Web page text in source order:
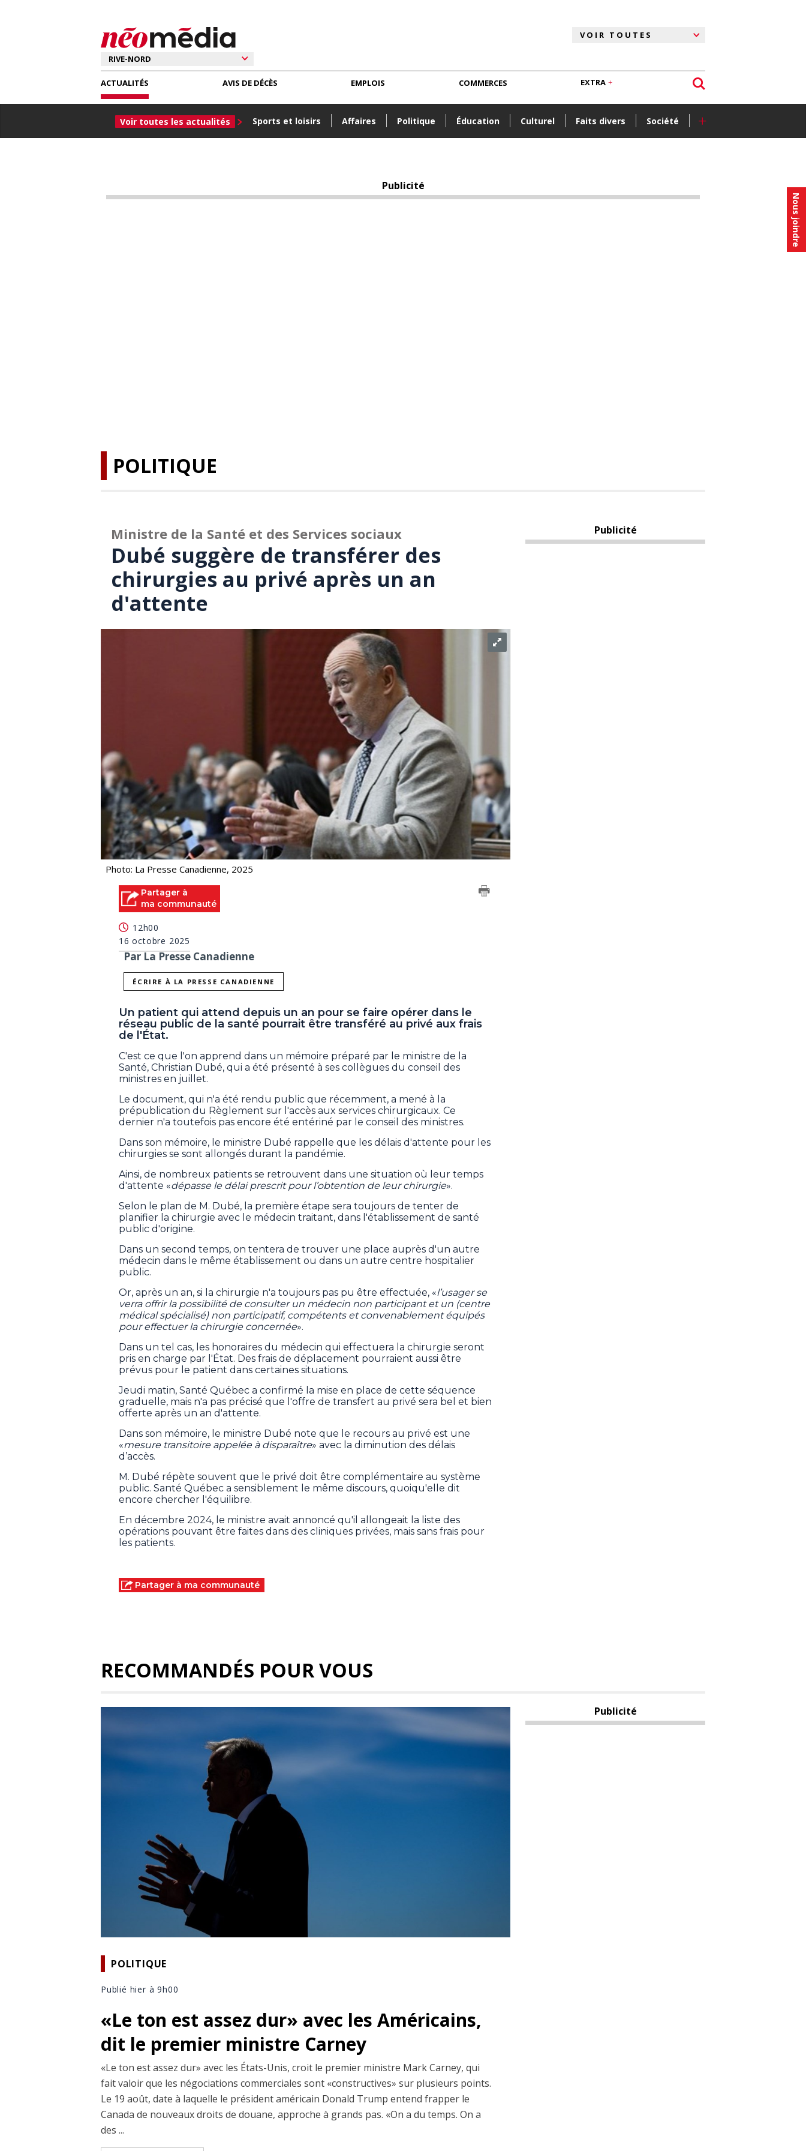
Nous joindre
ACTUALITÉS
Voir toutes les actualités Sports et loisirs Affaires Politique Éducation Culturel Faits divers Société +
AVIS DE DÉCÈS EMPLOIS COMMERCES EXTRA
Publicité
POLITIQUE
Ministre de la Santé et des Services sociaux
Dubé suggère de transférer des
chirurgies au privé après un an
d'attente
Photo: La Presse Canadienne, 2025
Partager à
ma communauté
12h00
16 octobre 2025
Par La Presse Canadienne
ÉCRIRE À LA PRESSE CANADIENNE
Un patient qui attend depuis un an pour se faire opérer dans le
réseau public de la santé pourrait être transféré au privé aux frais
de l'État.
C'est ce que l'on apprend dans un mémoire préparé par le ministre de la
Santé, Christian Dubé, qui a été présenté à ses collègues du conseil des
ministres en juillet.
Le document, qui n'a été rendu public que récemment, a mené à la
prépublication du Règlement sur l'accès aux services chirurgicaux. Ce
dernier n'a toutefois pas encore été entériné par le conseil des ministres.
Dans son mémoire, le ministre Dubé rappelle que les délais d'attente pour les
chirurgies se sont allongés durant la pandémie.
Ainsi, de nombreux patients se retrouvent dans une situation où leur temps
d'attente «dépasse le délai prescrit pour l’obtention de leur chirurgie».
Selon le plan de M. Dubé, la première étape sera toujours de tenter de
planifier la chirurgie avec le médecin traitant, dans l'établissement de santé
public d'origine.
Dans un second temps, on tentera de trouver une place auprès d'un autre
médecin dans le même établissement ou dans un autre centre hospitalier
public.
Or, après un an, si la chirurgie n'a toujours pas pu être effectuée, «l’usager se
verra offrir la possibilité de consulter un médecin non participant et un (centre
médical spécialisé) non participatif, compétents et convenablement équipés
pour effectuer la chirurgie concernée».
Dans un tel cas, les honoraires du médecin qui effectuera la chirurgie seront
pris en charge par l'État. Des frais de déplacement pourraient aussi être
prévus pour le patient dans certaines situations.
Jeudi matin, Santé Québec a confirmé la mise en place de cette séquence
graduelle, mais n'a pas précisé que l'offre de transfert au privé sera bel et bien
offerte après un an d'attente.
Dans son mémoire, le ministre Dubé note que le recours au privé est une
«mesure transitoire appelée à disparaître» avec la diminution des délais
d’accès.
M. Dubé répète souvent que le privé doit être complémentaire au système
public. Santé Québec a sensiblement le même discours, quoiqu'elle dit
encore chercher l'équilibre.
En décembre 2024, le ministre avait annoncé qu'il allongeait la liste des
opérations pouvant être faites dans des cliniques privées, mais sans frais pour
les patients.
Partager à ma communauté
Publicité
RECOMMANDÉS POUR VOUS
POLITIQUE
Publié hier à 9h00
«Le ton est assez dur» avec les Américains,
dit le premier ministre Carney
«Le ton est assez dur» avec les États-Unis, croit le premier ministre Mark Carney, qui
fait valoir que les négociations commerciales sont «constructives» sur plusieurs points.
Le 19 août, date à laquelle le président américain Donald Trump entend frapper le
Canada de nouveaux droits de douane, approche à grands pas. «On a du temps. On a
des ...
Publicité